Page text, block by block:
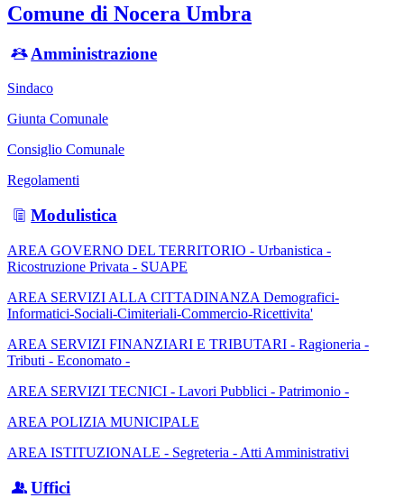
Comune di Nocera Umbra
Amministrazione
Sindaco
Giunta Comunale
Consiglio Comunale
Regolamenti
Modulistica
AREA GOVERNO DEL TERRITORIO - Urbanistica -
Ricostruzione Privata - SUAPE
AREA SERVIZI ALLA CITTADINANZA Demografici-
Informatici-Sociali-Cimiteriali-Commercio-Ricettivita'
AREA SERVIZI FINANZIARI E TRIBUTARI - Ragioneria -
Tributi - Economato -
AREA SERVIZI TECNICI - Lavori Pubblici - Patrimonio -
AREA POLIZIA MUNICIPALE
AREA ISTITUZIONALE - Segreteria - Atti Amministrativi
Uffici